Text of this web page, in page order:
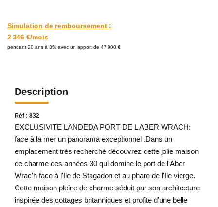
Simulation de remboursement :
2 346 €/mois
pendant 20 ans à 3% avec un apport de 47 000 €
Description
Réf : 832
EXCLUSIVITE LANDEDA PORT DE L ABER WRACH:
face à la mer un panorama exceptionnel .Dans un
emplacement très recherché découvrez cette jolie maison
de charme des années 30 qui domine le port de l'Aber
Wrac'h face à l'Ile de Stagadon et au phare de l'Ile vierge.
Cette maison pleine de charme séduit par son architecture
inspirée des cottages britanniques et profite d'une belle